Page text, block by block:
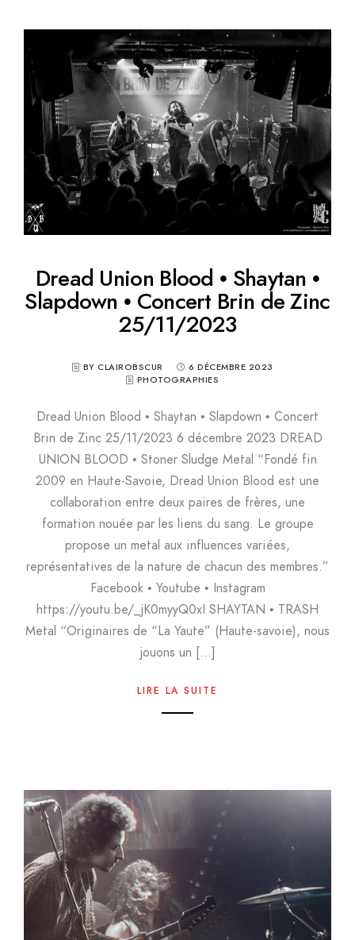
Dread Union Blood • Shaytan •
Slapdown • Concert Brin de Zinc
25/11/2023
BY CLAIROBSCUR
6 DÉCEMBRE 2023
PHOTOGRAPHIES
Dread Union Blood • Shaytan • Slapdown • Concert
Brin de Zinc 25/11/2023 6 décembre 2023 DREAD
UNION BLOOD • Stoner Sludge Metal “Fondé fin
2009 en Haute-Savoie, Dread Union Blood est une
collaboration entre deux paires de frères, une
formation nouée par les liens du sang. Le groupe
propose un metal aux influences variées,
représentatives de la nature de chacun des membres.”
Facebook • Youtube • Instagram
https://youtu.be/_jK0myyQ0xI SHAYTAN • TRASH
Metal “Originaires de “La Yaute” (Haute-savoie), nous
jouons un […]
LIRE LA SUITE